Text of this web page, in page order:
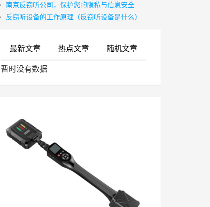
南京反窃听公司，保护您的隐私与信息安全
反窃听设备的工作原理（反窃听设备是什么）
最新文章 热点文章 随机文章
暂时没有数据